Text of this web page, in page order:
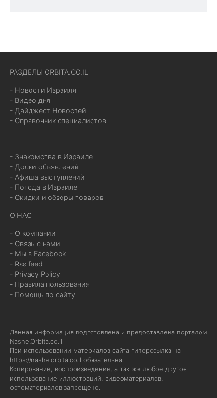
РАЗДЕЛЫ ORBITA.CO.IL
- Новости Израиля
- Видео дня
- Дайджест Новостей
- Справочник специалистов
- Знакомства в Израиле
- Доски объявлений
- Афиша выступлений
- Погода в Израиле
- Скидки и обзоры товаров
О НАС
- О компании
- Связь с нами
- Мы в Facebook
- Rss feed
- Privacy Policy
- Правила пользования
- Помощь по сайту
Данная информация подготовлена и предоставлена порталом
Nashe.Orbita.co.il
При использовании материалов сайта гиперссылка на
https://nashe.orbita.co.il обязательна.
Копирование, воспроизведение, а так же любое другое
использование иллюстраций, видеоматериалов,
фотоматериалов запрещено.